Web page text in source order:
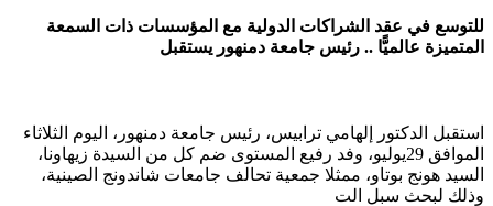
للتوسع في عقد الشراكات الدولية مع المؤسسات ذات السمعة
المتميزة عالميًّا .. رئيس جامعة دمنهور يستقبل
استقبل الدكتور إلهامي ترابيس، رئيس جامعة دمنهور، اليوم الثلاثاء
الموافق 29يوليو، وفد رفيع المستوى ضم كل من السيدة زيهاونا،
السيد هونج بوتاو، ممثلا جمعية تحالف جامعات شاندونج الصينية،
وذلك لبحث سبل الت